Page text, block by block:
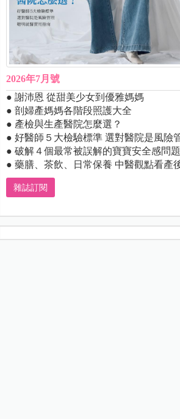
2026年7月號
● 謝沛恩 從甜美少女到優雅媽媽
● 剖婦產媽媽各階段照護大全
● 產檢與生產醫院怎麼選？
● 好醫師５大檢驗標準 選對醫院是風險
● 破解４個最常被誤解的寶寶安全感問題
● 藥膳、茶飲、日常保養 中醫觀點看產
雜誌訂閱